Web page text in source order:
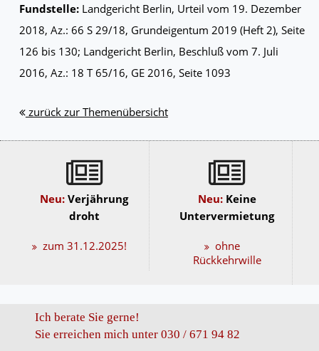
Fundstelle: Landgericht Berlin, Urteil vom 19. Dezember
2018, Az.: 66 S 29/18, Grundeigentum 2019 (Heft 2), Seite
126 bis 130; Landgericht Berlin, Beschluß vom 7. Juli
2016, Az.: 18 T 65/16, GE 2016, Seite 1093
zurück zur Themenübersicht
Neu:Verjährung
droht
zum 31.12.2025!
Neu: Keine
Untervermietung
ohne
Rückkehrwille
Ich berate Sie gerne!
Sie erreichen mich unter 030 / 671 94 82